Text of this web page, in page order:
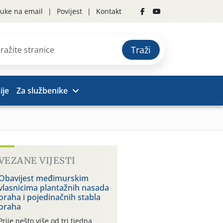
na email Povijest Kontakt
Traži
Za službenike
VIJESTI
međimurskim
plantažnih nasada
i pojedinačnih stabla
nešto više od tri tjedna